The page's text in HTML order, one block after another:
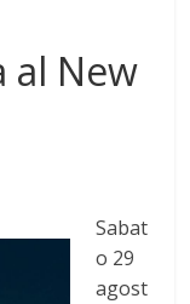
al New
Sabat
o 29
agost